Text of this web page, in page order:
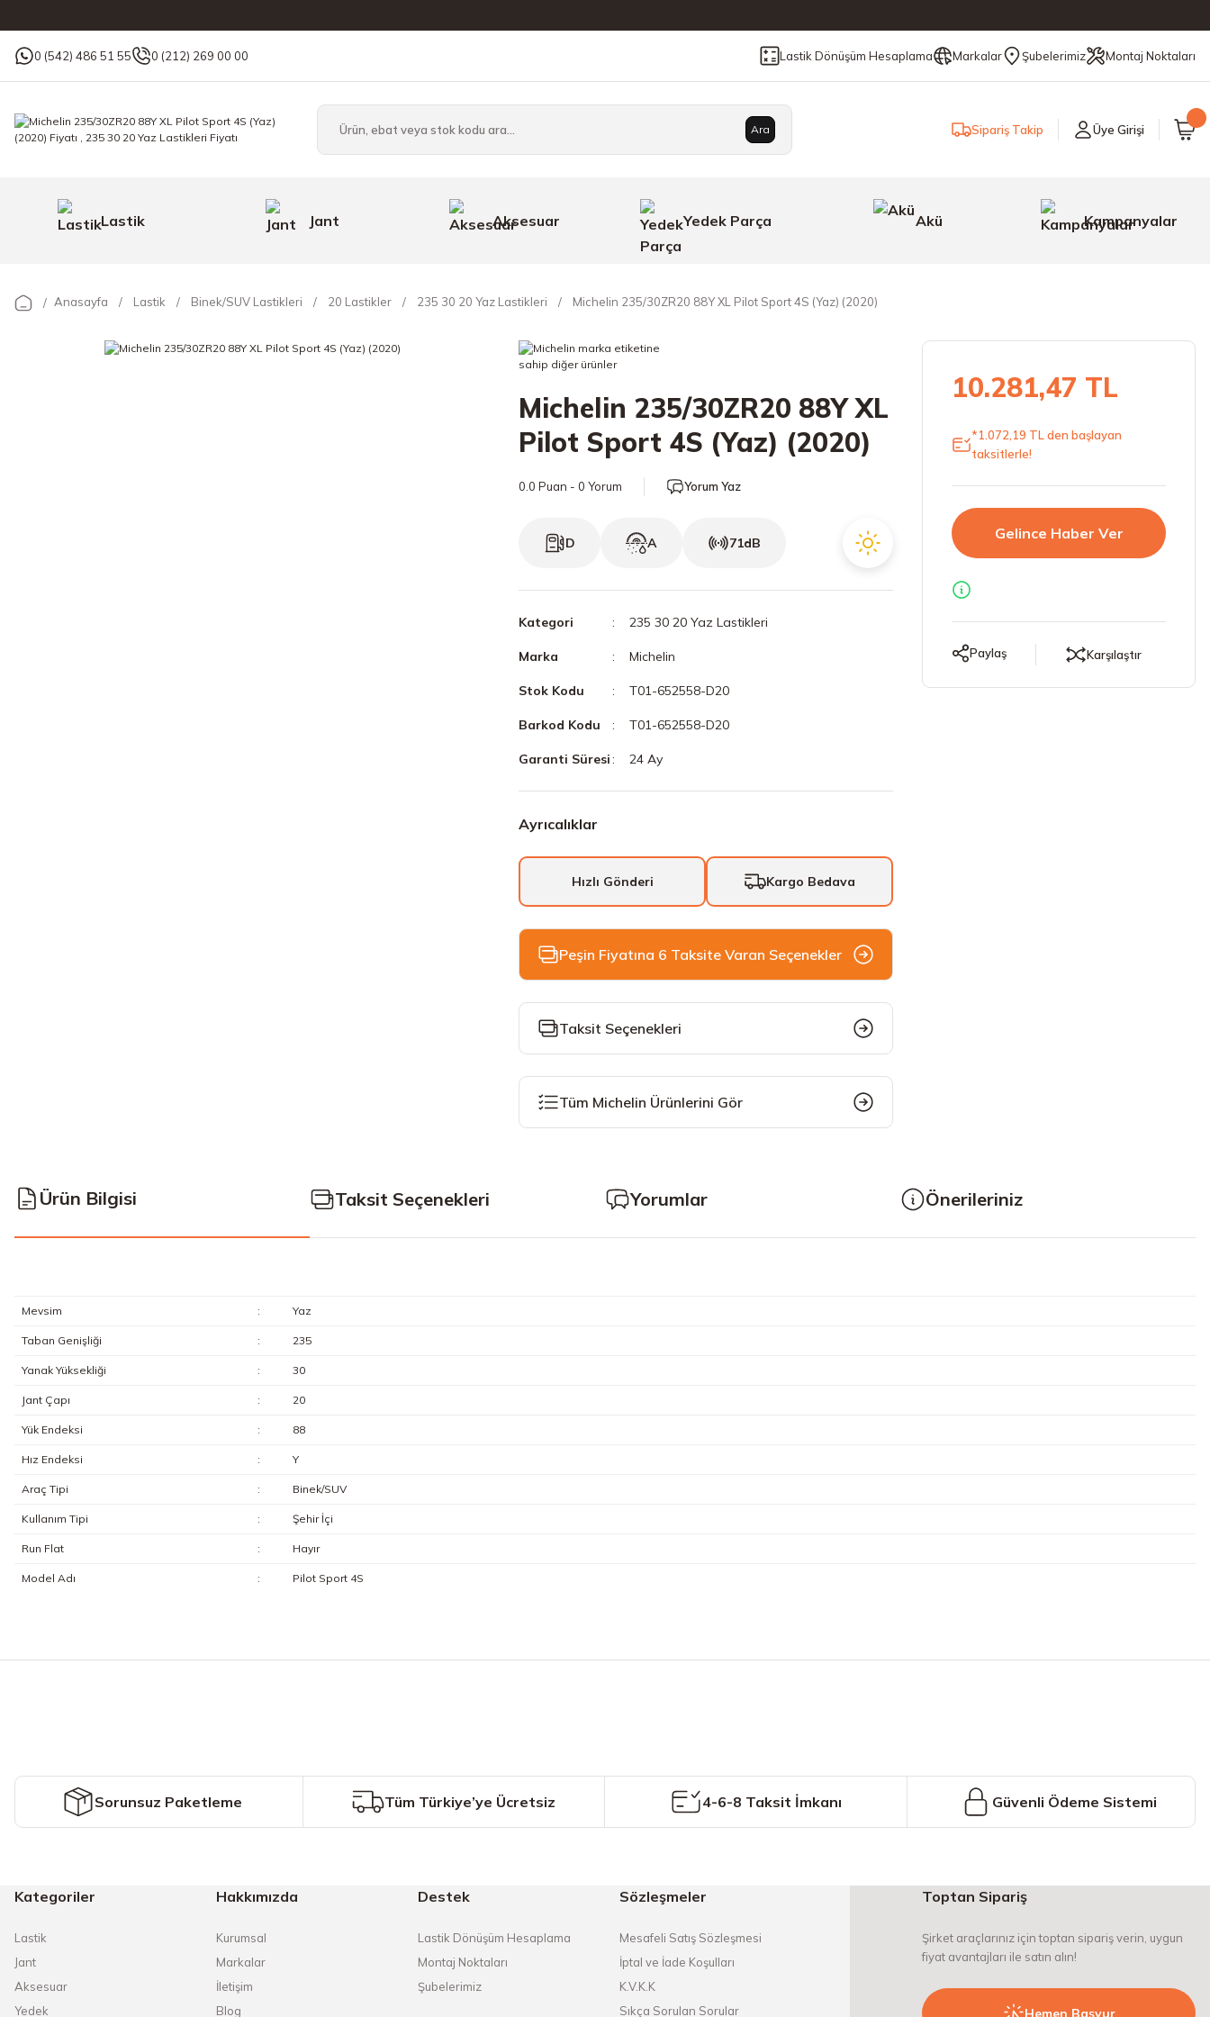
0 (542) 486 51 55 0 (212) 269 00 00 Lastik Dönüşüm Hesaplama Markalar Şubelerimiz Montaj Noktaları
Ara Sipariş Takip Üye Girişi
Lastik Jant Aksesuar Yedek Parça Akü Kampanyalar
Anasayfa Lastik Binek/SUV Lastikleri 20 Lastikler 235 30 20 Yaz Lastikleri Michelin 235/30ZR20 88Y XL Pilot Sport 4S (Yaz) (2020)
Michelin 235/30ZR20 88Y XL
Pilot Sport 4S (Yaz) (2020)
0.0 Puan - 0 Yorum Yorum Yaz
D A 71dB
Kategori 235 30 20 Yaz Lastikleri
Marka Michelin
Stok Kodu T01-652558-D20
Barkod Kodu T01-652558-D20
Garanti Süresi 24 Ay
Ayrıcalıklar
Hızlı Gönderi Kargo Bedava
Peşin Fiyatına 6 Taksite Varan Seçenekler
Taksit Seçenekleri
Tüm Michelin Ürünlerini Gör
10.281,47 TL
*1.072,19 TL den başlayan
taksitlerle!
Gelince Haber Ver
Paylaş Karşılaştır
Ürün Bilgisi Taksit Seçenekleri Yorumlar Önerileriniz
Mevsim : Yaz
Taban Genişliği : 235
Yanak Yüksekliği : 30
Jant Çapı : 20
Yük Endeksi : 88
Hız Endeksi : Y
Araç Tipi : Binek/SUV
Kullanım Tipi : Şehir İçi
Run Flat : Hayır
Model Adı : Pilot Sport 4S
Ürün fiyatı diğer sitelerden daha pahalı.
Bu ürüne benzer farklı alternatifler olmalı.
Sorunsuz Paketleme Tüm Türkiye’ye Ücretsiz 4-6-8 Taksit İmkanı Güvenli Ödeme Sistemi
Kategoriler
Lastik
Jant
Aksesuar
Yedek
Hakkımızda
Kurumsal
Markalar
İletişim
Blog
Destek
Lastik Dönüşüm Hesaplama
Montaj Noktaları
Şubelerimiz
Sözleşmeler
Mesafeli Satış Sözleşmesi
İptal ve İade Koşulları
K.V.K.K
Sıkça Sorulan Sorular
Toptan Sipariş
Şirket araçlarınız için toptan sipariş verin, uygun
fiyat avantajları ile satın alın!
Hemen Başvur